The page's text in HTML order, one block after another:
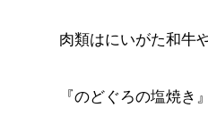
肉類はにいがた和牛
『のどぐろの塩焼